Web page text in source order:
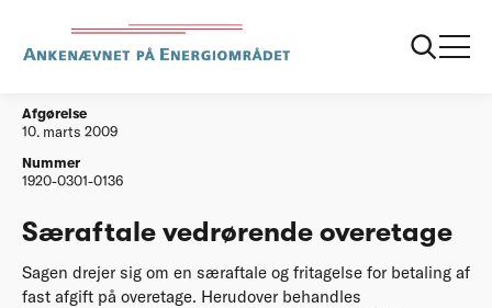
Afgørelser 20090310 saeraftale vedr overetage
Afgørelse
10. marts 2009
Nummer
1920-0301-0136
Særaftale vedrørende overetage
Sagen drejer sig om en særaftale og fritagelse for betaling af
fast afgift på overetage. Herudover behandles